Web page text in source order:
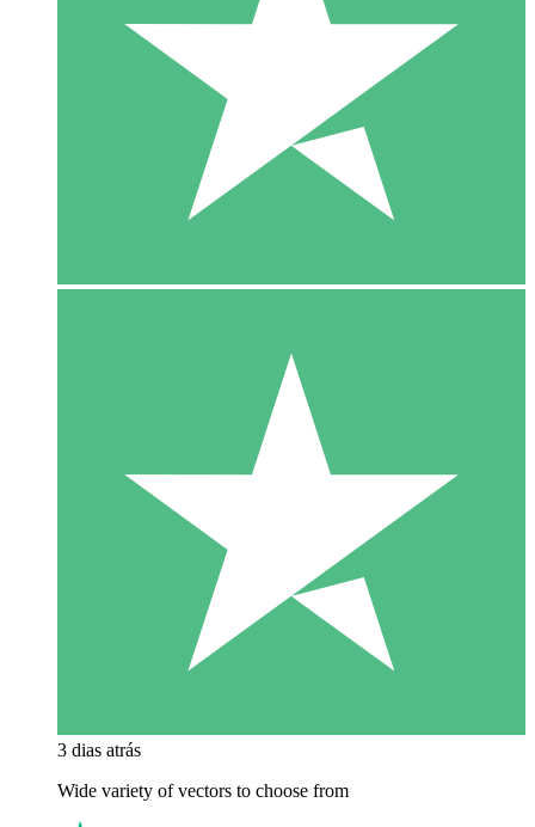
3 dias atrás
Wide variety of vectors to choose from